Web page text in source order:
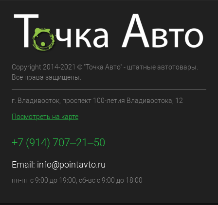
Copyright 2014-2021 © "Точка Авто" - штатные автотовары.
Все права защищены.
г. Владивосток, проспект 100-летия Владивостока, 12
Посмотреть на карте
+7 (914) 707‒21‒50
Email: info@pointavto.ru
пн-пт с 9:00 до 19:00, сб-вс с 9:00 до 18:00